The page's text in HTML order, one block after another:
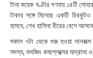
টানা কয়েক ঘণ্টার গণনায় ১৪টি
টাকার সঙ্গে মিলেছে একটি
হাসবে, শেখ হাসিনা বীরের বেশে
সকাল ৭টা থেকে শুরু হওয়া
সদস্য, মসজিদ কমপ্লেক্সের মাদ্রাসা ও